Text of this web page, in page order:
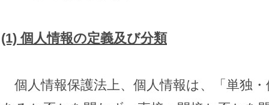
(1) 個人情報の定義及び分類
個人情報保護法上、個人情報は、「単独